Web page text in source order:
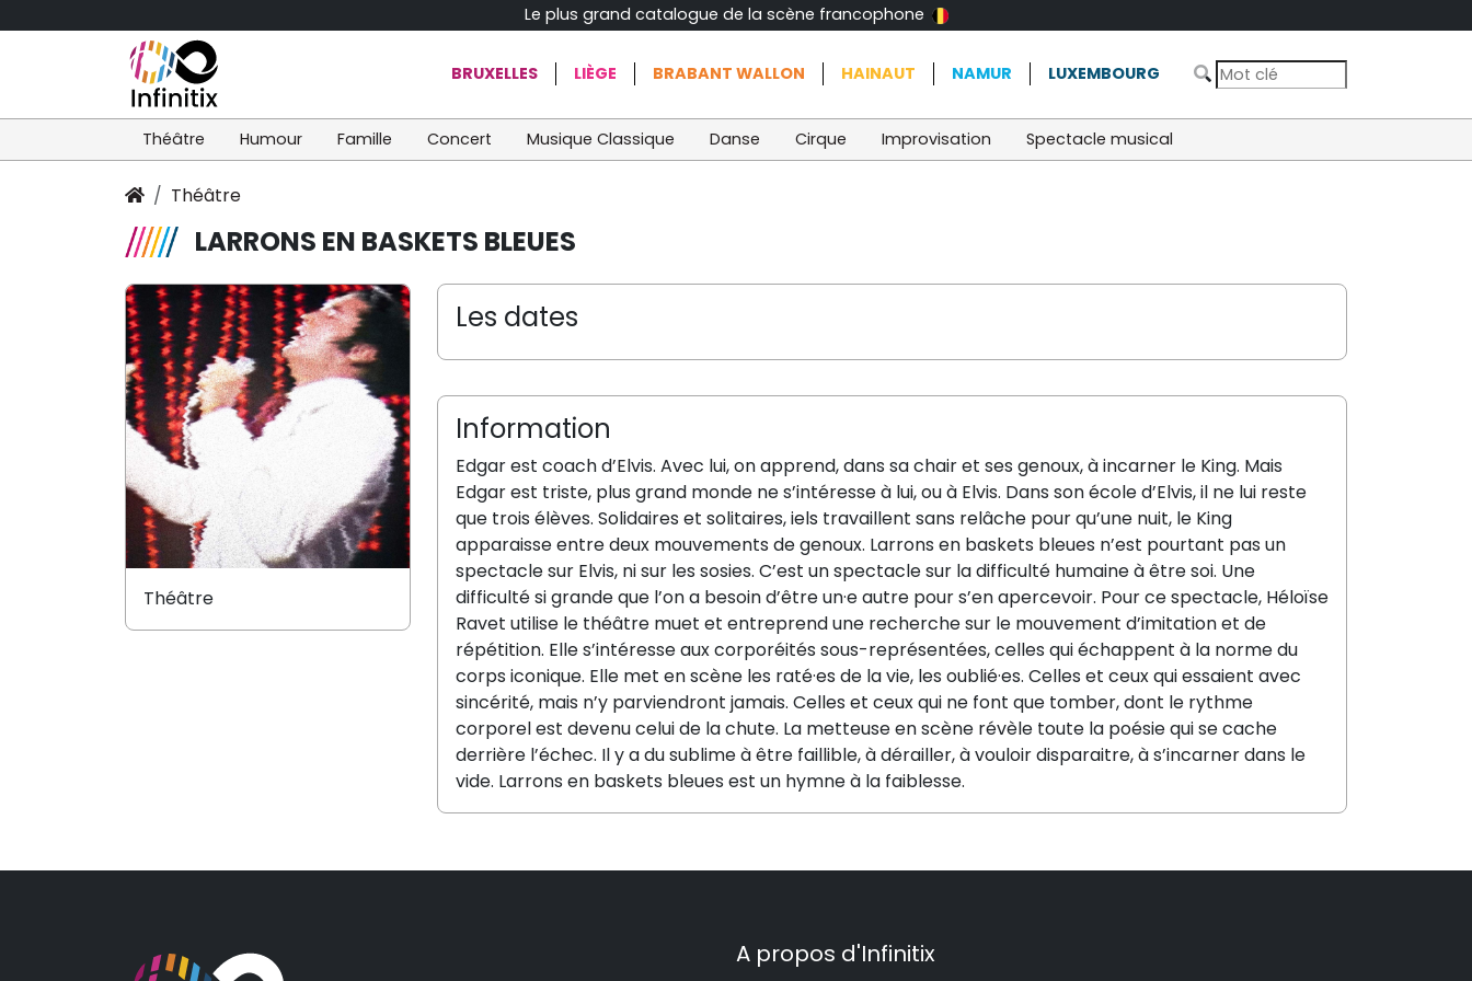
Le plus grand catalogue de la scène francophone
BRUXELLES LIÈGE BRABANT WALLON HAINAUT NAMUR LUXEMBOURG
Théâtre Humour Famille Concert Musique Classique Danse Cirque Improvisation Spectacle musical
Théâtre
LARRONS EN BASKETS BLEUES
Les dates
Information
Edgar est coach d’Elvis. Avec lui, on apprend, dans sa chair et ses genoux, à incarner le King. Mais
Edgar est triste, plus grand monde ne s’intéresse à lui, ou à Elvis. Dans son école d’Elvis, il ne lui reste
que trois élèves. Solidaires et solitaires, iels travaillent sans relâche pour qu’une nuit, le King
apparaisse entre deux mouvements de genoux. Larrons en baskets bleues n’est pourtant pas un
spectacle sur Elvis, ni sur les sosies. C’est un spectacle sur la difficulté humaine à être soi. Une
difficulté si grande que l’on a besoin d’être un·e autre pour s’en apercevoir. Pour ce spectacle, Héloïse
Ravet utilise le théâtre muet et entreprend une recherche sur le mouvement d’imitation et de
répétition. Elle s’intéresse aux corporéités sous-représentées, celles qui échappent à la norme du
corps iconique. Elle met en scène les raté·es de la vie, les oublié·es. Celles et ceux qui essaient avec
sincérité, mais n’y parviendront jamais. Celles et ceux qui ne font que tomber, dont le rythme
corporel est devenu celui de la chute. La metteuse en scène révèle toute la poésie qui se cache
derrière l’échec. Il y a du sublime à être faillible, à dérailler, à vouloir disparaitre, à s’incarner dans le
vide. Larrons en baskets bleues est un hymne à la faiblesse.
Théâtre
A propos d'Infinitix